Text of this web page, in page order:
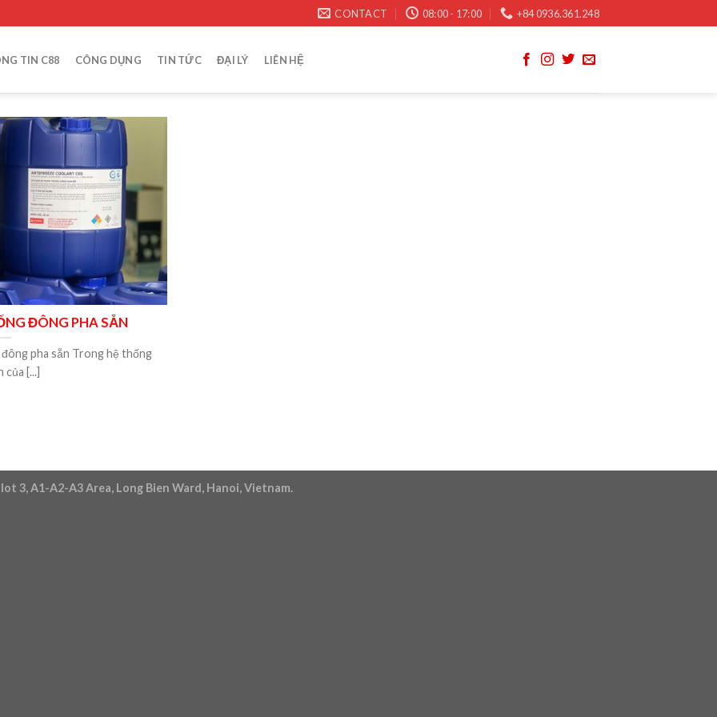
CONTACT 08:00 - 17:00 +84 0936.361.248
TIN C88 CÔNG DỤNG TIN TỨC ĐẠI LÝ LIÊN HỆ
ĐÔNG PHA SẴN
pha sẵn Trong hệ thống
của [...]
3, A1-A2-A3 Area, Long Bien Ward, Hanoi, Vietnam.